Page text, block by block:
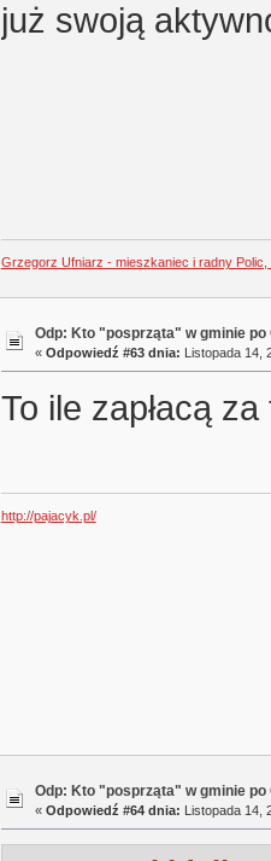
już swoją
Grzegorz Ufniarz - mieszkaniec i radny
Odp: Kto "posprząta" w gminie po
« Odpowiedź #63 dnia: Listopada 14,
To ile zapłacą
http://pajacyk.pl/
Odp: Kto "posprząta" w gminie po
« Odpowiedź #64 dnia: Listopada 14,